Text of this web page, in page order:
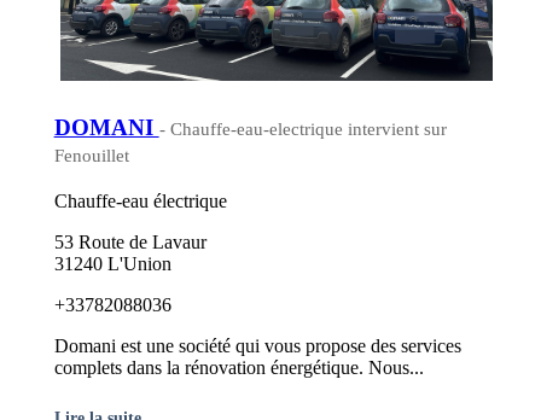
DOMANI - Chauffe-eau-electrique intervient sur
Fenouillet
Chauffe-eau électrique
53 Route de Lavaur
31240 L'Union
+33782088036
Domani est une société qui vous propose des services
complets dans la rénovation énergétique. Nous...